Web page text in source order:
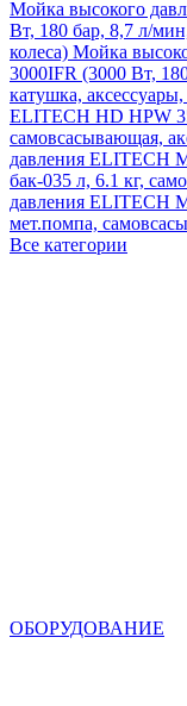
Мойка высокого
Вт, 180 бар, 8,7 л/
колеса) Мойка
3000IFR (3000 Вт,
катушка, аксессуары,
ELITECH HD HPW
самовсасывающая,
давления ELITECH
бак-035 л, 6.1 кг,
давления ELITECH
мет.помпа,
Все категории
ОБОРУДОВАНИЕ